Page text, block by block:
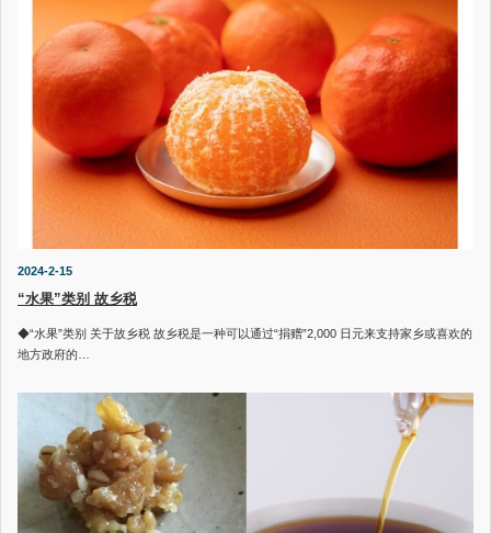
2024-2-15
“水果”类别 故乡税
◆“水果”类别 关于故乡税 故乡税是一种可以通过“捐赠”2,000 日元来支持家乡或喜欢的
地方政府的…